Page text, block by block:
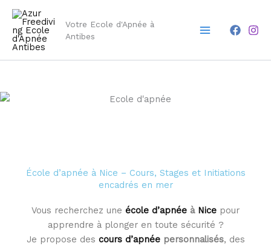
Aller
contenu
Votre Ecole d'Apnée à
Antibes
Menu
École d’apnée à Nice – Cours, Stages et Initiations
encadrés en mer
Vous recherchez une école d’apnée à Nice pour
apprendre à plonger en toute sécurité ?
Je propose des cours d’apnéepersonnalisés, des